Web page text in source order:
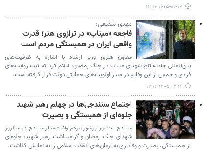
۱۴۰۵-۰۲-۱۷ ۱۲:۰۶
مهدی شفیعی:
فاجعه «میناب» در ترازوی هنر؛ قدرت
واقعی ایران در همبستگی مردم است
معاون هنری وزیر ارشاد با اشاره به ظرفیت‌های
بین‌المللی حادثه تلخ شهدای میناب در جنگ رمضان، اعلام کرد که ثبت روایت‌های
فردی و جمعی از این وقایع در صدر اولویت‌های حمایتی دولت قرار گرفته است.
۱۴۰۵-۰۲-۱۲ ۱۲:۱۴
اجتماع سنندجی‌ها در چهلم رهبر شهید
جلوه‌ای از همبستگی و بصیرت
سنندج - حضور پرشور مردم ولایت‌مدار سنندج در سالروز
شهدای جنگ رمضان و گرامیداشت رهبر شهید، جلوه‌ای
از همبستگی، بصیرت و وفاداری به آرمان‌های انقلاب اسلامی را به نمایش گذاشت.